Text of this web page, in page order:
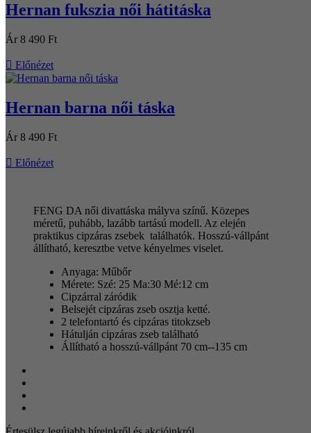
Hernan fukszia női hátitáska
Ár 8 490 Ft
 Előnézet
Hernan barna női táska
Ár 8 490 Ft
 Előnézet
FENG DA női divattáska mályva színű. Közepes
méretű, puhább, lazább tartású modell. Az elején
praktikus cipzáras zsebek találhatók. Hosszú-vállpánt
állítható, keresztbe vetve kényelmes viselet.
Anyaga: Műbőr
Mérete: Szé: 25 Ma:30 Mé:12 cm
Cipzárral záródik
Belsejét cipzáras zseb osztja ketté.
2 telefontartó és cipzáras titokzseb
Hátulján cipzáras zseb található
Állítható a hosszú-vállpánt 70 cm--135 cm